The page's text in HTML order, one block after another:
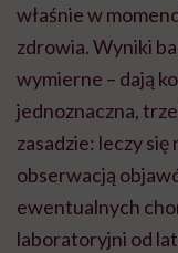
właśnie w
zdrowia. Wyniki
wymierne – dają
jednoznaczna,
zasadzie: leczy
obserwacją
ewentualnych
laboratoryjni od